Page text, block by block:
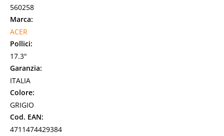
560258
Marca:
ACER
Pollici:
17.3"
Garanzia:
ITALIA
Colore:
GRIGIO
Cod. EAN:
4711474429384